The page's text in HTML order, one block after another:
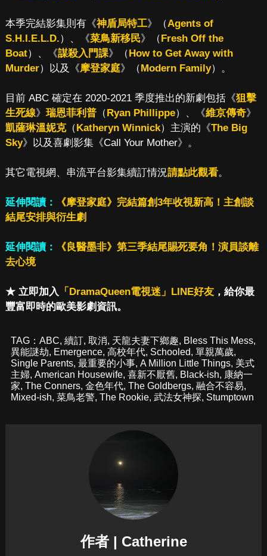
本季完結影集則有《神盾局特工》（Agents of
S.H.I.E.L.D.）、《菜鳥新移民》（Fresh Off the
Boat）、《謀殺入門課》（How to Get Away with
Murder）以及《摩登家庭》（Modern Family）。
目前 ABC 確定在 2020-2021 季度推出的新劇包括《狙擊
生死線》 瑞恩菲利普（Ryan Phillippe）、《維京傳奇》
凱薩琳溫妮克（Katheryn Winnick）主演的《The Big
Sky》以及喜劇影集《Call Your Mother》。
其它電視網、串流平台影集續訂情況請點此觀看。
延伸閱讀：
《摩登家庭》完結篇創3年收視新高！主創談
結尾安排與衍生劇
延伸閱讀：
《良醫墨非》第三季結尾賜死要角！演員談離
去心境
★ 立即加入 「DramaQueen電視迷」LINE好友，給你最
豐富即時的歐美影劇資訊。
TAG： ABC, 續訂, 取消, 天龍夫妻下鄉趣, Bless This Mess,
異能謎劫, Emergence, 高校年代, Schooled, 單親萬歲,
Single Parents, 最重要的小事, A Million Little Things, 美式
主婦, American Housewife, 喜新不厭舊, Black-ish, 康納一
家, The Conners, 金色年代, The Goldbergs, 融合不容易,
Mixed-ish, 菜鳥老警, The Rookie, 武法女神探, Stumptown
作者 | Catherine